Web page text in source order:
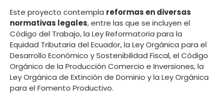
Este proyecto contempla reformas en diversas
normativas legales, entre las que se incluyen el
Código del Trabajo, la Ley Reformatoria para la
Equidad Tributaria del Ecuador, la Ley Orgánica para el
Desarrollo Económico y Sostenibilidad Fiscal, el Código
Orgánico de la Producción Comercio e Inversiones, la
Ley Orgánica de Extinción de Dominio y la Ley Orgánica
para el Fomento Productivo.